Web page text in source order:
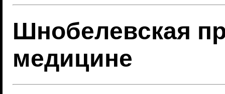
Шнобелевская
медицине